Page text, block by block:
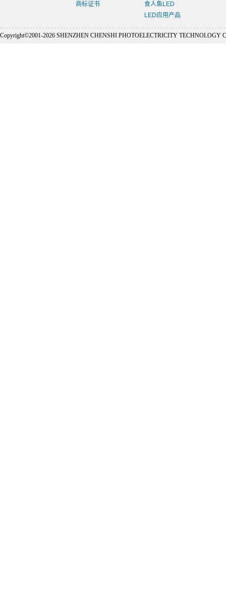
商标证书
食人鱼LED
LED应用产品
Copyright©2001-2026 SHENZHEN CHENSHI PHOTOELECTRICITY TECHNOLOGY